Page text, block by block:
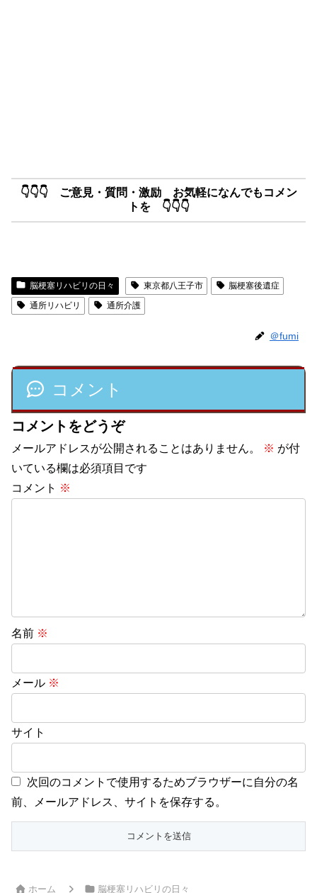
👇👇👇 ご意見・質問・激励 お気軽になんでもコメン
トを 👇👇👇
脳梗塞リハビリの日々 東京都八王子市
脳梗塞後遺症
通所リハビリ
通所介護
＠fumi
コメント
コメントをどうぞ
メールアドレスが公開されることはありません。 ※ が付
いている欄は必須項目です
コメント ※
名前 ※
メール ※
サイト
次回のコメントで使用するためブラウザーに自分の名
前、メールアドレス、サイトを保存する。
ホーム 脳梗塞リハビリの日々